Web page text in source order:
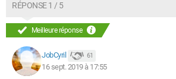
RÉPONSE 1 / 5
Meilleure réponse
JobCyril 61
16 sept. 2019 à 17:55